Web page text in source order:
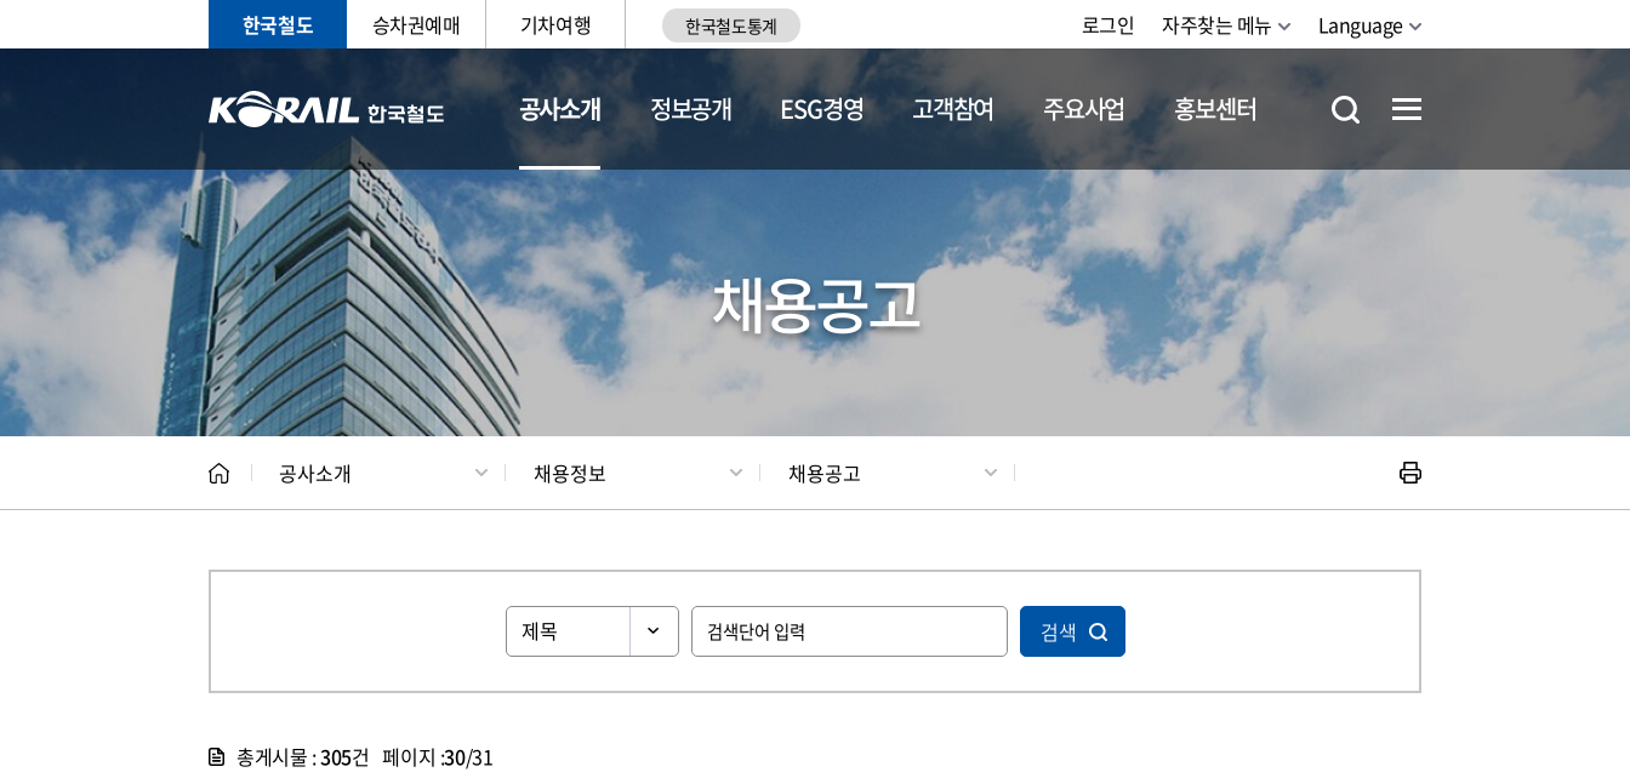
한국철도 승차권예매 기차여행 한국철도통계 로그인 자주찾는 메뉴 Language
공사소개
CEO 일반현황 채용정보
정보공개 ESG경영 고객참여 주요사업 홍보센터
채용공고
공사소개 채용정보 채용공고
검색
총게시물 :305건 페이지 :30/31